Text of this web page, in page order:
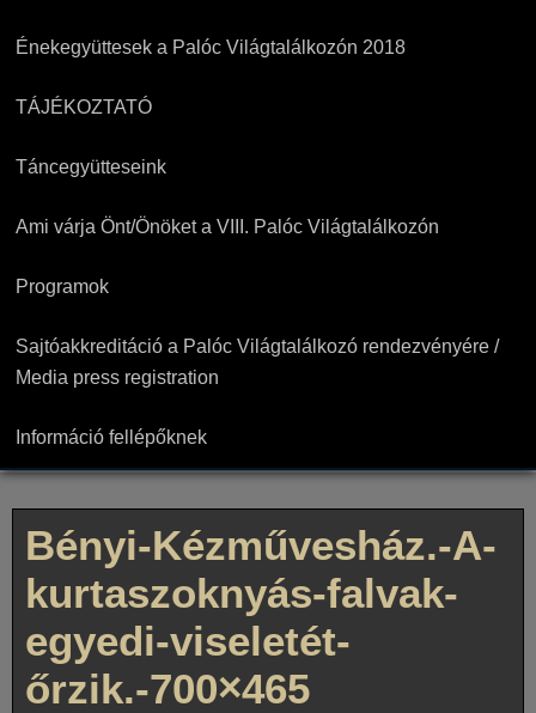
Énekegyüttesek a Palóc Világtalálkozón 2018
TÁJÉKOZTATÓ
Táncegyütteseink
Ami várja Önt/Önöket a VIII. Palóc Világtalálkozón
Programok
Sajtóakkreditáció a Palóc Világtalálkozó rendezvényére /
Media press registration
Információ fellépőknek
Bényi-Kézművesház.-A-
kurtaszoknyás-falvak-
egyedi-viseletét-
őrzik.-700×465